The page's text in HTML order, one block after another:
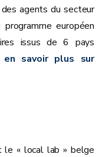
agents du secteur
européen
issus de 6 pays
en savoir plus sur
le « local lab » belge